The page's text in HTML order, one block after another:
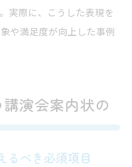
実際に、こうした表現を
や満足度が向上した事例
演会案内状の
るべき必須項目